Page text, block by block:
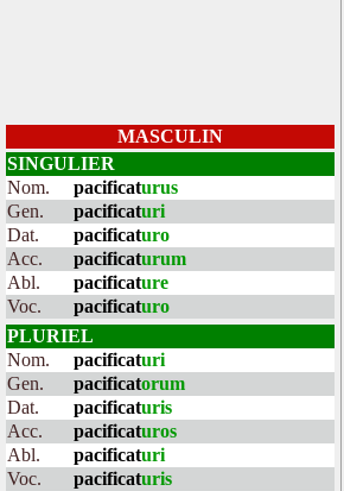
MASCULIN
SINGULIER
Nom.
pacificaturus
Gen.
pacificaturi
Dat.
pacificaturo
Acc.
pacificaturum
Abl.
pacificature
Voc.
pacificaturo
PLURIEL
Nom.
pacificaturi
Gen.
pacificatorum
Dat.
pacificaturis
Acc.
pacificaturos
Abl.
pacificaturi
Voc.
pacificaturis